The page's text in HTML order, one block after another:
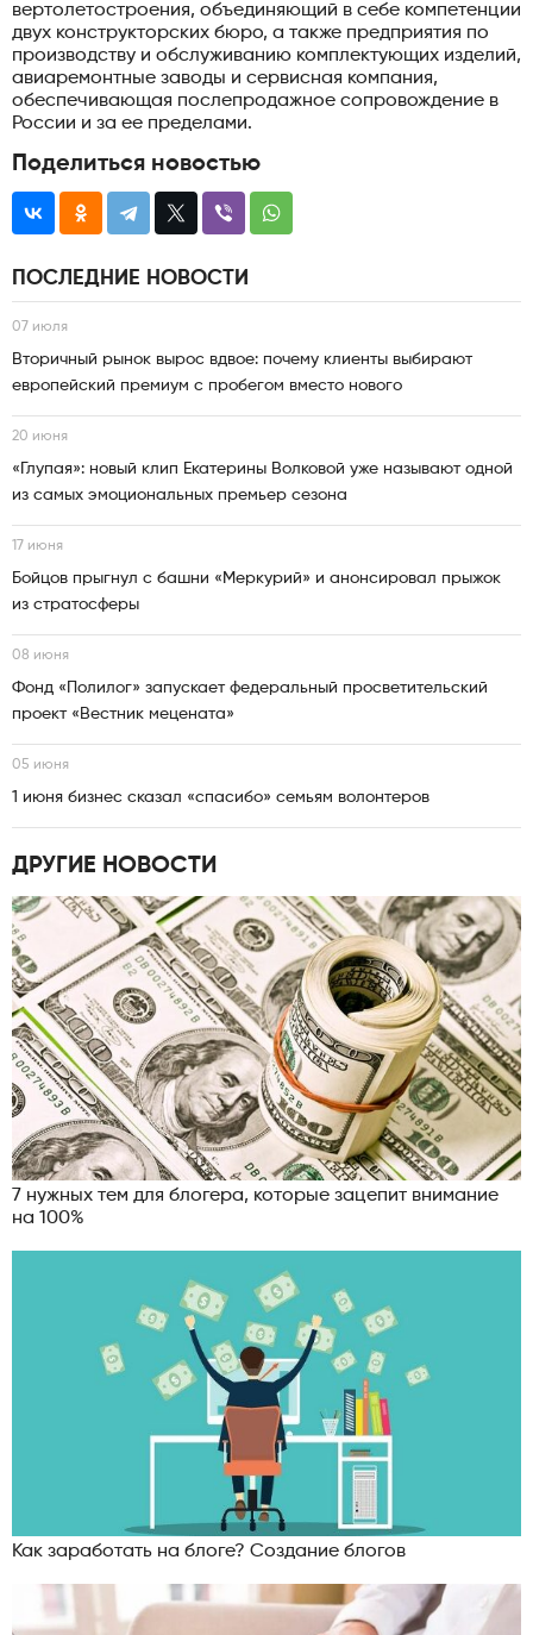
вертолетостроения, объединяющий в себе компетенции
двух конструкторских бюро, а также предприятия по
производству и обслуживанию комплектующих изделий,
авиаремонтные заводы и сервисная компания,
обеспечивающая послепродажное сопровождение в
России и за ее пределами.
Поделиться новостью
ПОСЛЕДНИЕ НОВОСТИ
07 июля
Вторичный рынок вырос вдвое: почему клиенты выбирают
европейский премиум с пробегом вместо нового
20 июня
«Глупая»: новый клип Екатерины Волковой уже называют одной
из самых эмоциональных премьер сезона
17 июня
Бойцов прыгнул с башни «Меркурий» и анонсировал прыжок
из стратосферы
08 июня
Фонд «Полилог» запускает федеральный просветительский
проект «Вестник мецената»
05 июня
1 июня бизнес сказал «спасибо» семьям волонтеров
ДРУГИЕ НОВОСТИ
7 нужных тем для блогера, которые зацепит внимание
на 100%
Как заработать на блоге? Создание блогов